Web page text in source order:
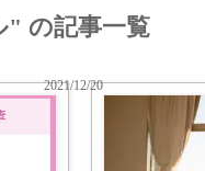
" の記事一覧
2021/12/20